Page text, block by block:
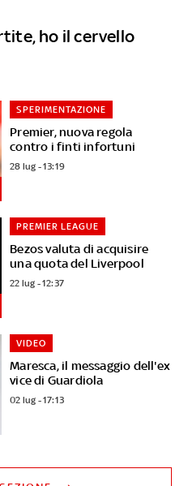
ho il cervello
Premier, nuova regola
contro i finti infortuni
SPERIMENTAZIONE
28 lug - 13:19
Bezos valuta di acquisire
una quota del Liverpool
PREMIER LEAGUE
22 lug - 12:37
Maresca, il messaggio dell'ex
vice di Guardiola
VIDEO
02 lug - 17:13